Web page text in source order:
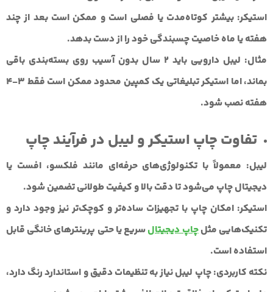
استیکر: بیشتر کوتاه‌مدت یا فصلی است و ممکن است بعد از چند
هفته یا ماه خاصیت چسبندگی خود را از دست بدهد.
مثال:
لیبل دارویی باید ۲ سال بدون آسیب روی بسته‌بندی باقی
بماند، اما استیکر تبلیغاتی یک کمپین محدود ممکن است فقط ۳-۴
هفته نصب شود.
تفاوت چاپ استیکر و لیبل در فرآیند چاپ
لیبل: معمولاً با تکنولوژی‌های حرفه‌ای مانند فلکسو، افست یا
دیجیتال چاپ می‌شود تا دقت بالا و کیفیت طولانی تضمین شود.
استیکر: امکان چاپ با تجهیزات ساده‌تر و کوچک‌تر نیز وجود دارد و
تکنیک‌هایی مثلچاپ دیجیتالسریع یا حتی پرینترهای خانگی قابل
استفاده است.
نکته کاربردی:چاپ لیبل نیاز به تنظیمات دقیق و استاندارد رنگ دارد،